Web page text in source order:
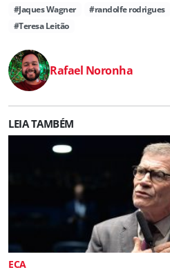
#Jaques Wagner
#randolfe rodrigues
#Teresa Leitão
Rafael Noronha
LEIA TAMBÉM
ECA